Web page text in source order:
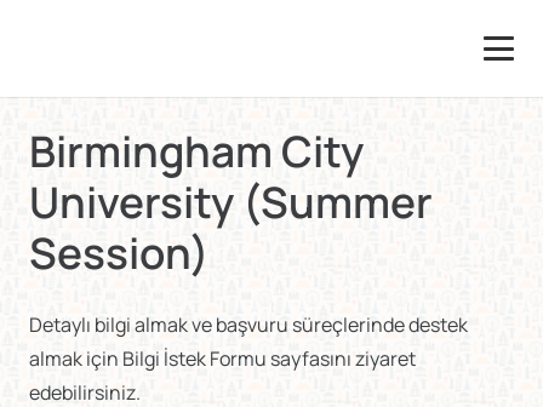
Birmingham City
University (Summer
Session)
Detaylı bilgi almak ve başvuru süreçlerinde destek
almak için Bilgi İstek Formu sayfasını ziyaret
edebilirsiniz.